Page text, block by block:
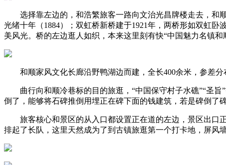
选择靠左边的，和浩繁旅客一路向文治光昌牌楼走去，和
光绪十年（1884）；双虹桥新桥建于1921年，两桥形如双虹
美风光。桥的左边逛人如织，本来这里刻有快“中国魅力名镇和
和顺家风文化长廊沿野鸭湖边而建，全长400余米，参差分
曲行向和顺冷巷标的目的旅逛，“中国保守村子水礁”“圣旨”
倒了，能够将石碑推倒用埋正在碑下面的钱建筑，若是碑倒了
旅客核心和景区的从入口都设置正在道的左边，景区出口正
排起了长队，这里天然成为了到古镇旅逛第一个打卡地，屏风